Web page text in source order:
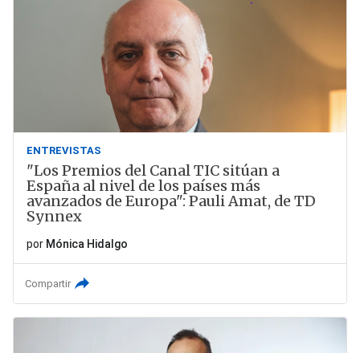
ENTREVISTAS
"Los Premios del Canal TIC sitúan a
España al nivel de los países más
avanzados de Europa": Pauli Amat, de TD
Synnex
por Mónica Hidalgo
Compartir